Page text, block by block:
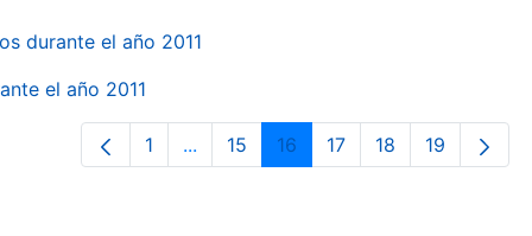
durante el año 2011
el año 2011
Página
1 ...Páginas intermedias Use TAB para
Página
15 Página
16 Página
17 Página
18 Página
19